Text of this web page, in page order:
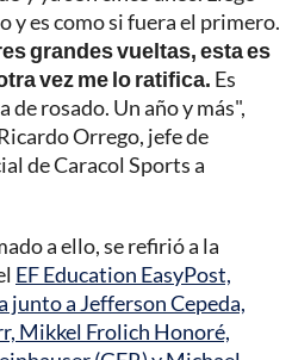
y es como si fuera el primero.
grandes vueltas, esta es
vez me lo ratifica. Es
rosado. Un año y más",
Orrego, jefe de
de Caracol Sports a
a ello, se refirió a la
EF Education EasyPost,
junto a Jefferson Cepeda,
Mikkel Frolich Honoré,